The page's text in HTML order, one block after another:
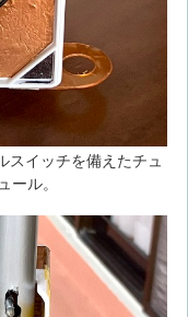
スイッチを備えたチュ
ール。